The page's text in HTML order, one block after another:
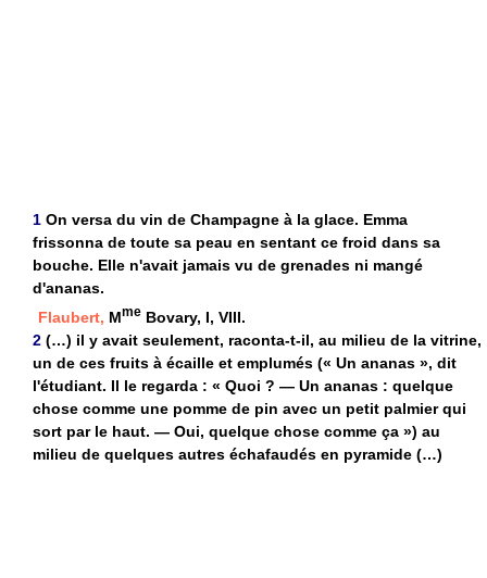
1 On versa du vin de Champagne à la glace. Emma
frissonna de toute sa peau en sentant ce froid dans sa
bouche. Elle n'avait jamais vu de grenades ni mangé
d'ananas.
Flaubert, Mme Bovary, I, VIII.
2 (…) il y avait seulement, raconta-t-il, au milieu de la vitrine,
un de ces fruits à écaille et emplumés (« Un ananas », dit
l'étudiant. Il le regarda : « Quoi ? — Un ananas : quelque
chose comme une pomme de pin avec un petit palmier qui
sort par le haut. — Oui, quelque chose comme ça ») au
milieu de quelques autres échafaudés en pyramide (…)